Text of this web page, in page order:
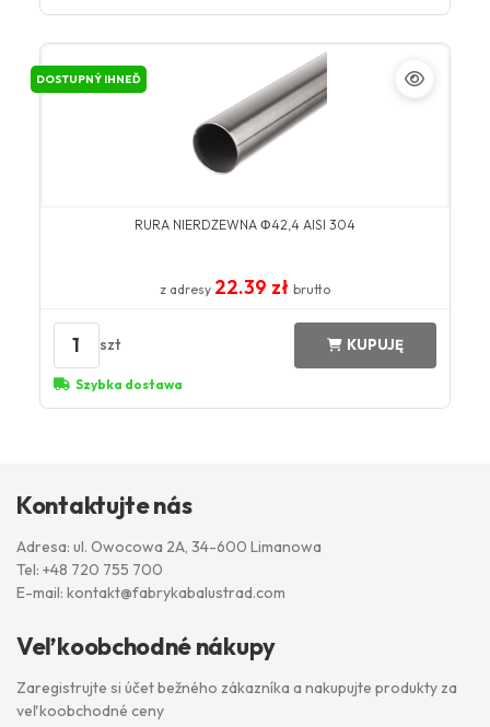
DOSTUPNÝ IHNEĎ
RURA NIERDZEWNA Φ42,4 AISI 304
z adresy 22.39 zł brutto
1 szt KUPUJĘ
Szybka dostawa
Kontaktujte nás
Adresa: ul. Owocowa 2A, 34-600 Limanowa
Tel: +48 720 755 700
E-mail: kontakt@fabrykabalustrad.com
Veľkoobchodné nákupy
Zaregistrujte si účet bežného zákazníka a nakupujte produkty za
veľkoobchodné ceny